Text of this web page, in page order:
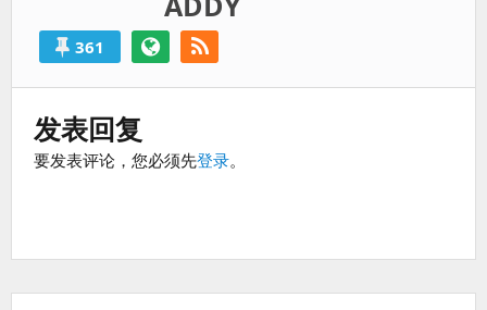
361
发表回复
要发表评论，您必须先登录。